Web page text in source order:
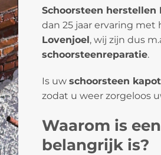
Schoorsteen herstellen
dan 25 jaar ervaring met
Lovenjoel, wij zijn dus
schoorsteenreparatie.
Is uw schoorsteen
zodat u weer zorgeloos
Waarom is
belangrijk is?